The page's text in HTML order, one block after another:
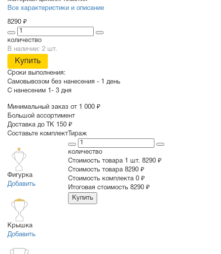
Все характеристики и описание
8290 ₽
количество
В наличии: 2 шт.
Купить
Сроки выполнения:
Самовывозом без нанесения -
1 день
С нанесеним
1- 3 дня
Минимальный заказ от 1 000 ₽
Большой ассортимент
Доставка до ТК 150 ₽
Составьте комплект
Фигурка
Добавить
Крышка
Добавить
Тираж
количество
Стоимость товара 1 шт. 8290 ₽
Cтоимость товара 8290 ₽
Стоимость комплекта 0 ₽
Итоговая стоимость 8290 ₽
Купить